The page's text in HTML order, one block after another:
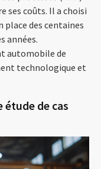
ses coûts. Il a choisi
des centaines
années.
automobile de
technologique et
étude de cas